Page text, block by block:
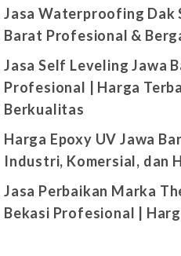
Jasa Waterproofing Dak
Barat Profesional &
Jasa Self Leveling Jawa
Profesional | Harga
Berkualitas
Harga Epoxy UV Jawa
Industri, Komersial, dan
Jasa Perbaikan Marka
Bekasi Profesional |